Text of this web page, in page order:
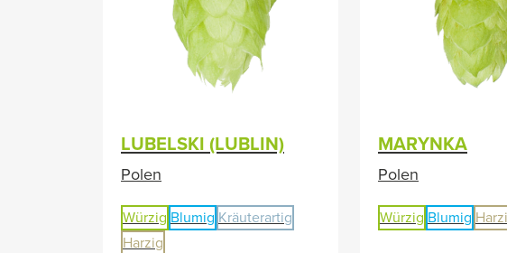
LUBELSKI (LUBLIN)
Polen
Würzig Blumig Kräuterartig
Harzig
MARYNKA
Polen
Würzig Blumig